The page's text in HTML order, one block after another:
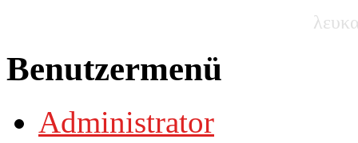
Benutzermenü
Administrator